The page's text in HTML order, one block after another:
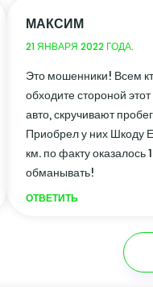
МАКСИМ
21 ЯНВАРЯ 2022 ГОДА.
Это мошенники! Всем
обходите стороной
авто, скручивают
Приобрел у них Шкоду
км. по факту оказалось
обманывать!
ОТВЕТИТЬ